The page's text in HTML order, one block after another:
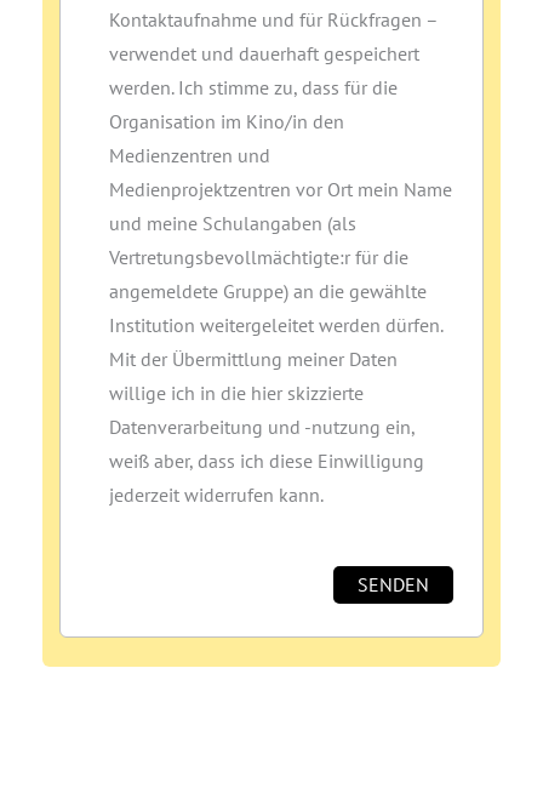
Kontaktaufnahme und für Rückfragen –
verwendet und dauerhaft gespeichert
werden. Ich stimme zu, dass für die
Organisation im Kino/in den
Medienzentren und
Medienprojektzentren vor Ort mein Name
und meine Schulangaben (als
Vertretungsbevollmächtigte:r für die
angemeldete Gruppe) an die gewählte
Institution weitergeleitet werden dürfen.
Mit der Übermittlung meiner Daten
willige ich in die hier skizzierte
Datenverarbeitung und ‑nutzung ein,
weiß aber, dass ich diese Einwilligung
jederzeit widerrufen kann.